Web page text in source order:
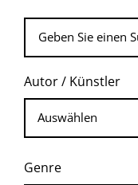
Autor / Künstler
Genre